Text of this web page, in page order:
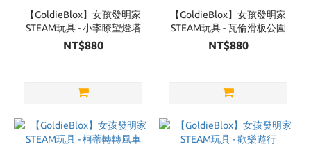
【GoldieBlox】女孩發明家
STEAM玩具 - 小李瞭望燈塔
NT$880
【GoldieBlox】女孩發明家
STEAM玩具 - 瓦倫滑板公園
NT$880